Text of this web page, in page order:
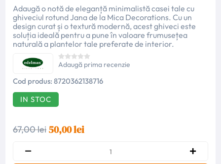
Adaugă o notă de eleganță minimalistă casei tale cu
ghiveciul rotund Jana de la Mica Decorations. Cu un
design curat și o textură modernă, acest ghiveci este
soluția ideală pentru a pune în valoare frumusețea
naturală a plantelor tale preferate de interior.
Adaugă prima recenzie
Cod produs: 8720362138716
IN STOC
67,00 lei 50,00 lei